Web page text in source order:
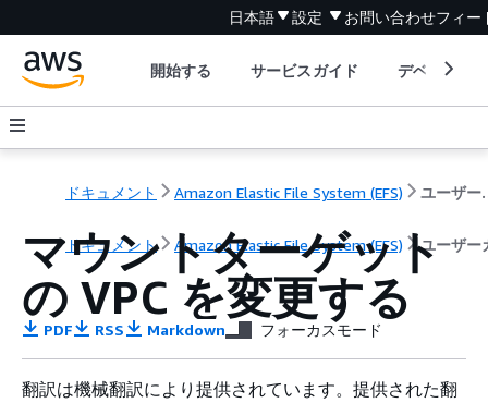
日本語 設定 お問い合わせフィー
開始する サービスガイド デベロッパ
ドキュメント Amazon Elastic File System (EFS) ユ
ドキュメント Amazon Elastic File System (EFS) ユーザー
マウントターゲット
の VPC を変更する
PDF RSS Markdown フォーカスモード
翻訳は機械翻訳により提供されています。提供された翻